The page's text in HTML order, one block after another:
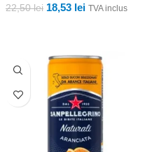
22,50lei 18,53 lei TVA inclus